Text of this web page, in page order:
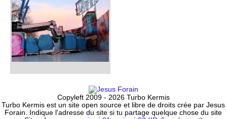
Copyleft 2009 - 2026 Turbo Kermis
Turbo Kermis est un site open source et libre de droits crée par Jesus
Forain. Indique l'adresse du site si tu partage quelque chose du site